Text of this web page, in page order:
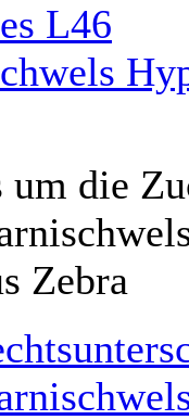
L46
um die
Zebra